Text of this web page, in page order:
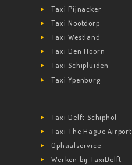
Taxi Pijnacker
Taxi Nootdorp
Taxi Westland
Taxi Den Hoorn
Taxi Schipluiden
Taxi Ypenburg
Taxi Delft Schiphol
Taxi The Hague Airport
Ophaalservice
Werken bij TaxiDelft